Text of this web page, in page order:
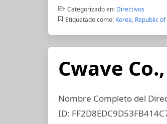
Categorizado en: Directivos
Etiquetado como: Korea, Republic of
Cwave
Nombre Completo del
ID: